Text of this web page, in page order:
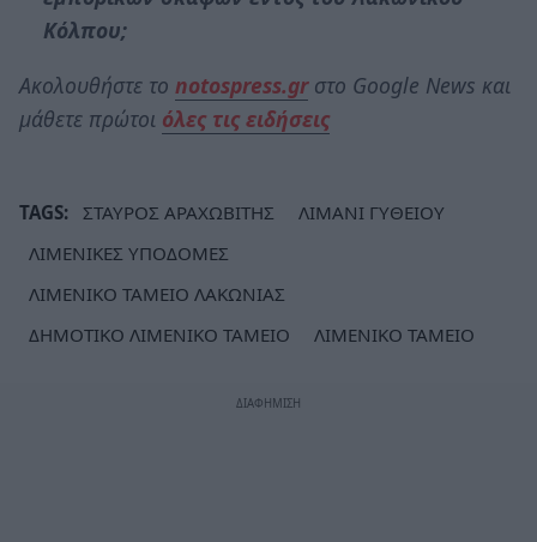
Κόλπου;
Ακολουθήστε το notospress.grστο Google News και
μάθετε πρώτοι όλες τις ειδήσεις
TAGS: ΣΤΑΥΡΟΣ ΑΡΑΧΩΒΙΤΗΣ
ΛΙΜΑΝΙ ΓΥΘΕΙΟΥ
ΛΙΜΕΝΙΚΕΣ ΥΠΟΔΟΜΕΣ
ΛΙΜΕΝΙΚΟ ΤΑΜΕΙΟ ΛΑΚΩΝΙΑΣ
ΔΗΜΟΤΙΚΟ ΛΙΜΕΝΙΚΟ ΤΑΜΕΙΟ
ΛΙΜΕΝΙΚΟ ΤΑΜΕΙΟ